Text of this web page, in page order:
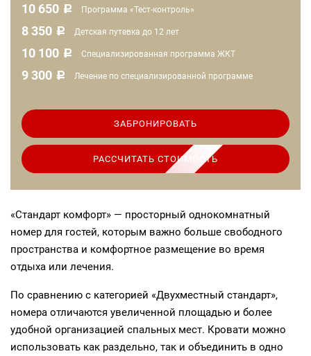
10 650 c Программа «Тест-контроль»
8 350 c Детская путевка до 12 лет
10 100 c Специализированная программа ЖКТ
9 300 c Лечение по специализированной программе
ЗАБРОНИРОВАТЬ
РАССЧИТАТЬ СТОИМОСТЬ
«Стандарт комфорт» — просторный однокомнатный
номер для гостей, которым важно больше свободного
пространства и комфортное размещение во время
отдыха или лечения.
По сравнению с категорией «Двухместный стандарт»,
номера отличаются увеличенной площадью и более
удобной организацией спальных мест. Кровати можно
использовать как раздельно, так и объединить в одно